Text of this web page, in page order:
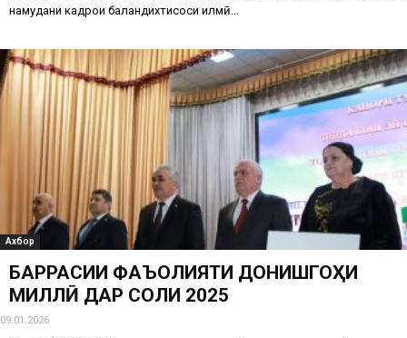
намудани кадрҳои баландихтисоси илмӣ...
Ахбор
БАРРАСИИ ФАЪОЛИЯТИ ДОНИШГОҲИ
МИЛЛӢ ДАР СОЛИ 2025
09.01.2026